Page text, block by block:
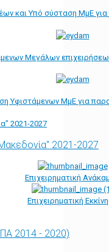
και Υπό σύσταση ΜμΕ
Μεγάλων
Υφιστάμενων ΜμΕ για
2021-2027
2021-2027
Επιχειρηματική
Επιχειρηματική
2014 - 2020)